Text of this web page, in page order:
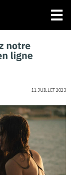
11 JUILLET 2023